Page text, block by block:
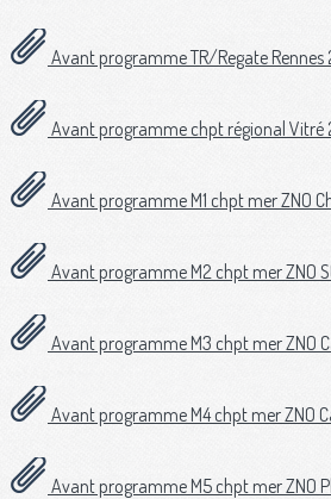
Avant programme TR/Regate Rennes
Avant programme chpt régional Vitré
Avant programme M1 chpt mer ZNO
Avant programme M2 chpt mer ZNO
Avant programme M3 chpt mer ZNO
Avant programme M4 chpt mer ZNO
Avant programme M5 chpt mer ZNO